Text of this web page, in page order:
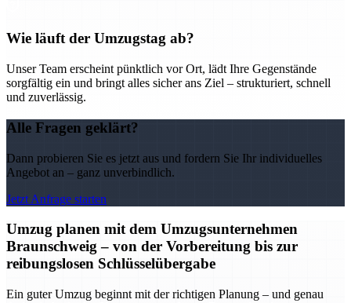
Wie läuft der Umzugstag ab?
Unser Team erscheint pünktlich vor Ort, lädt Ihre Gegenstände
sorgfältig ein und bringt alles sicher ans Ziel – strukturiert, schnell
und zuverlässig.
Alle Fragen geklärt?
Dann probieren Sie es jetzt aus und fordern Sie Ihr individuelles
Angebot an – ganz unverbindlich.
Jetzt Anfrage starten
Umzug planen mit dem Umzugsunternehmen
Braunschweig – von der Vorbereitung bis zur
reibungslosen Schlüsselübergabe
Ein guter Umzug beginnt mit der richtigen Planung – und genau